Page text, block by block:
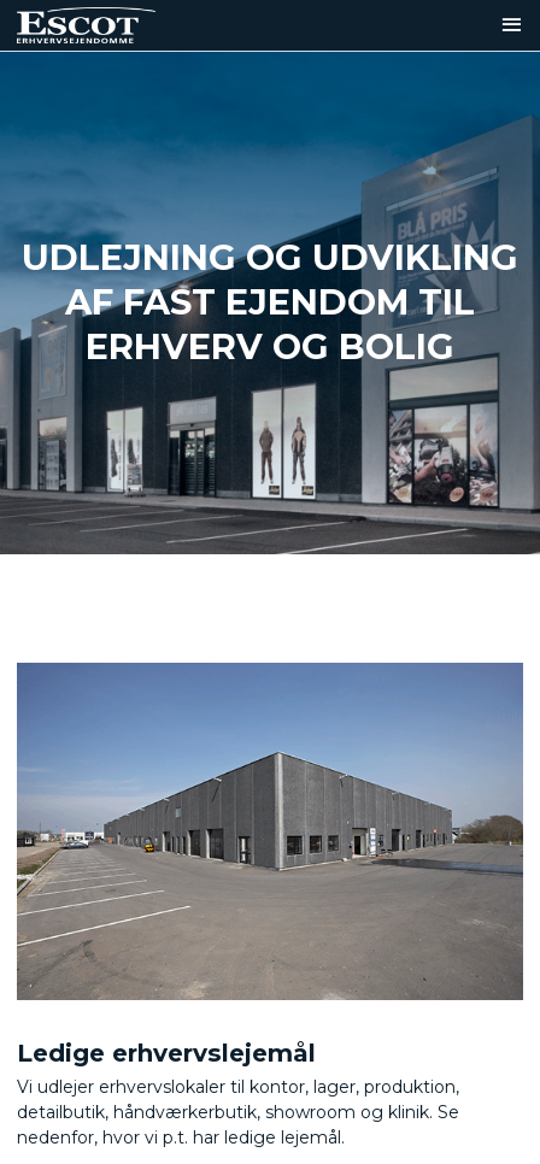
UDLEJNING OG UDVIKLING
AF FAST EJENDOM TIL
ERHVERV OG BOLIG
Ledige erhvervslejemål
Vi udlejer erhvervslokaler til kontor, lager, produktion,
detailbutik, håndværkerbutik, showroom og klinik. Se
nedenfor, hvor vi p.t. har ledige lejemål.